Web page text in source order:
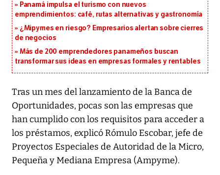
Panamá impulsa el turismo con nuevos
emprendimientos: café, rutas alternativas y gastronomía
¿Mipymes en riesgo? Empresarios alertan sobre cierres
de negocios
Más de 200 emprendedores panameños buscan
transformar sus ideas en empresas formales y rentables
Tras un mes del lanzamiento de la Banca de
Oportunidades, pocas son las empresas que
han cumplido con los requisitos para acceder a
los préstamos, explicó Rómulo Escobar, jefe de
Proyectos Especiales de Autoridad de la Micro,
Pequeña y Mediana Empresa (Ampyme).